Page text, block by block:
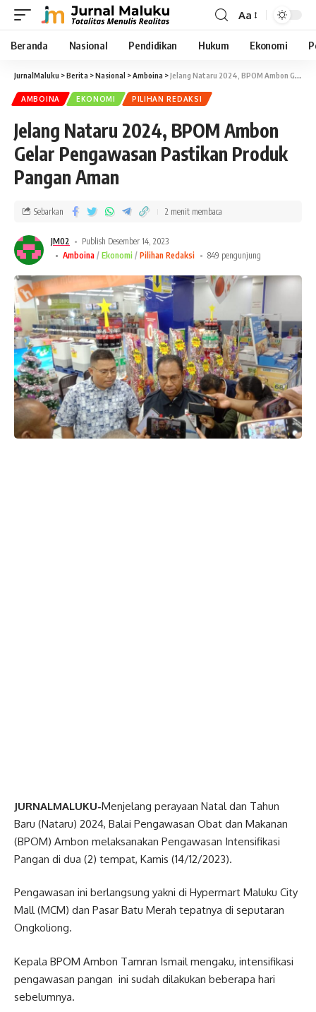
Aa
Beranda Nasional Pendidikan Hukum Ekonomi
JurnalMaluku >Berita >Nasional >Amboina >Jelang Nataru 2024, BPOM Ambon Gelar Pengawasan Pastikan Produk Pangan Aman
AMBOINA EKONOMI PILIHAN REDAKSI
Jelang Nataru 2024, BPOM Ambon
Gelar Pengawasan Pastikan Produk
Pangan Aman
JM02
Publish Desember 14, 2023
Amboina
Ekonomi Pilihan Redaksi 849 pengunjung
Sebarkan 2 menit membaca
JURNALMALUKU-Menjelang perayaan Natal dan Tahun
Baru (Nataru) 2024, Balai Pengawasan Obat dan Makanan
(BPOM) Ambon melaksanakan Pengawasan Intensifikasi
Pangan di dua (2) tempat, Kamis (14/12/2023).
Pengawasan ini berlangsung yakni di Hypermart Maluku City
Mall (MCM) dan Pasar Batu Merah tepatnya di seputaran
Ongkoliong.
Kepala BPOM Ambon Tamran Ismail mengaku, intensifikasi
pengawasan pangan ini sudah dilakukan beberapa hari
sebelumnya.